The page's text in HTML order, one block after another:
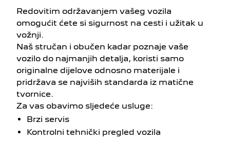
Redovitim održavanjem vašeg vozila
omogućit ćete si sigurnost na cesti i užitak u
vožnji.
Naš stručan i obučen kadar poznaje vaše
vozilo do najmanjih detalja, koristi samo
originalne dijelove odnosno materijale i
pridržava se najviših standarda iz matične
tvornice.
Za vas obavimo sljedeće usluge:
Brzi servis
Kontrolni tehnički pregled vozila